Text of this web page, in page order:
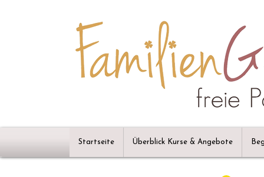
Startseite Überblick Kurse & Angebote